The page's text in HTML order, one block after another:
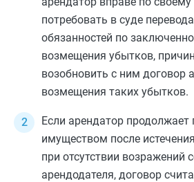
потребовать в суде
обязанностей по
возмещения убытков,
возобновить с ним договор
возмещения таких убытков.
Если арендатор продолжает
имуществом после
при отсутствии возражений
арендодателя, договор